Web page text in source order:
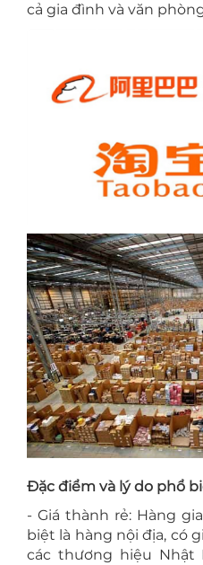
cả gia đình và văn
Đặc điểm và lý do phổ
- Giá thành rẻ: Hàng
biệt là hàng nội địa, có
các thương hiệu Nhật